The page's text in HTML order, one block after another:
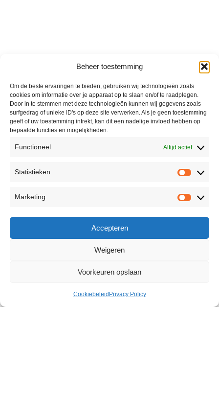
Beheer toestemming
Om de beste ervaringen te bieden, gebruiken wij technologieën zoals
cookies om informatie over je apparaat op te slaan en/of te raadplegen.
Door in te stemmen met deze technologieën kunnen wij gegevens zoals
surfgedrag of unieke ID's op deze site verwerken. Als je geen toestemming
geeft of uw toestemming intrekt, kan dit een nadelige invloed hebben op
bepaalde functies en mogelijkheden.
Functioneel Altijd actief
Statistieken
Marketing
Accepteren
Weigeren
Voorkeuren opslaan
Cookiebeleid Privacy Policy